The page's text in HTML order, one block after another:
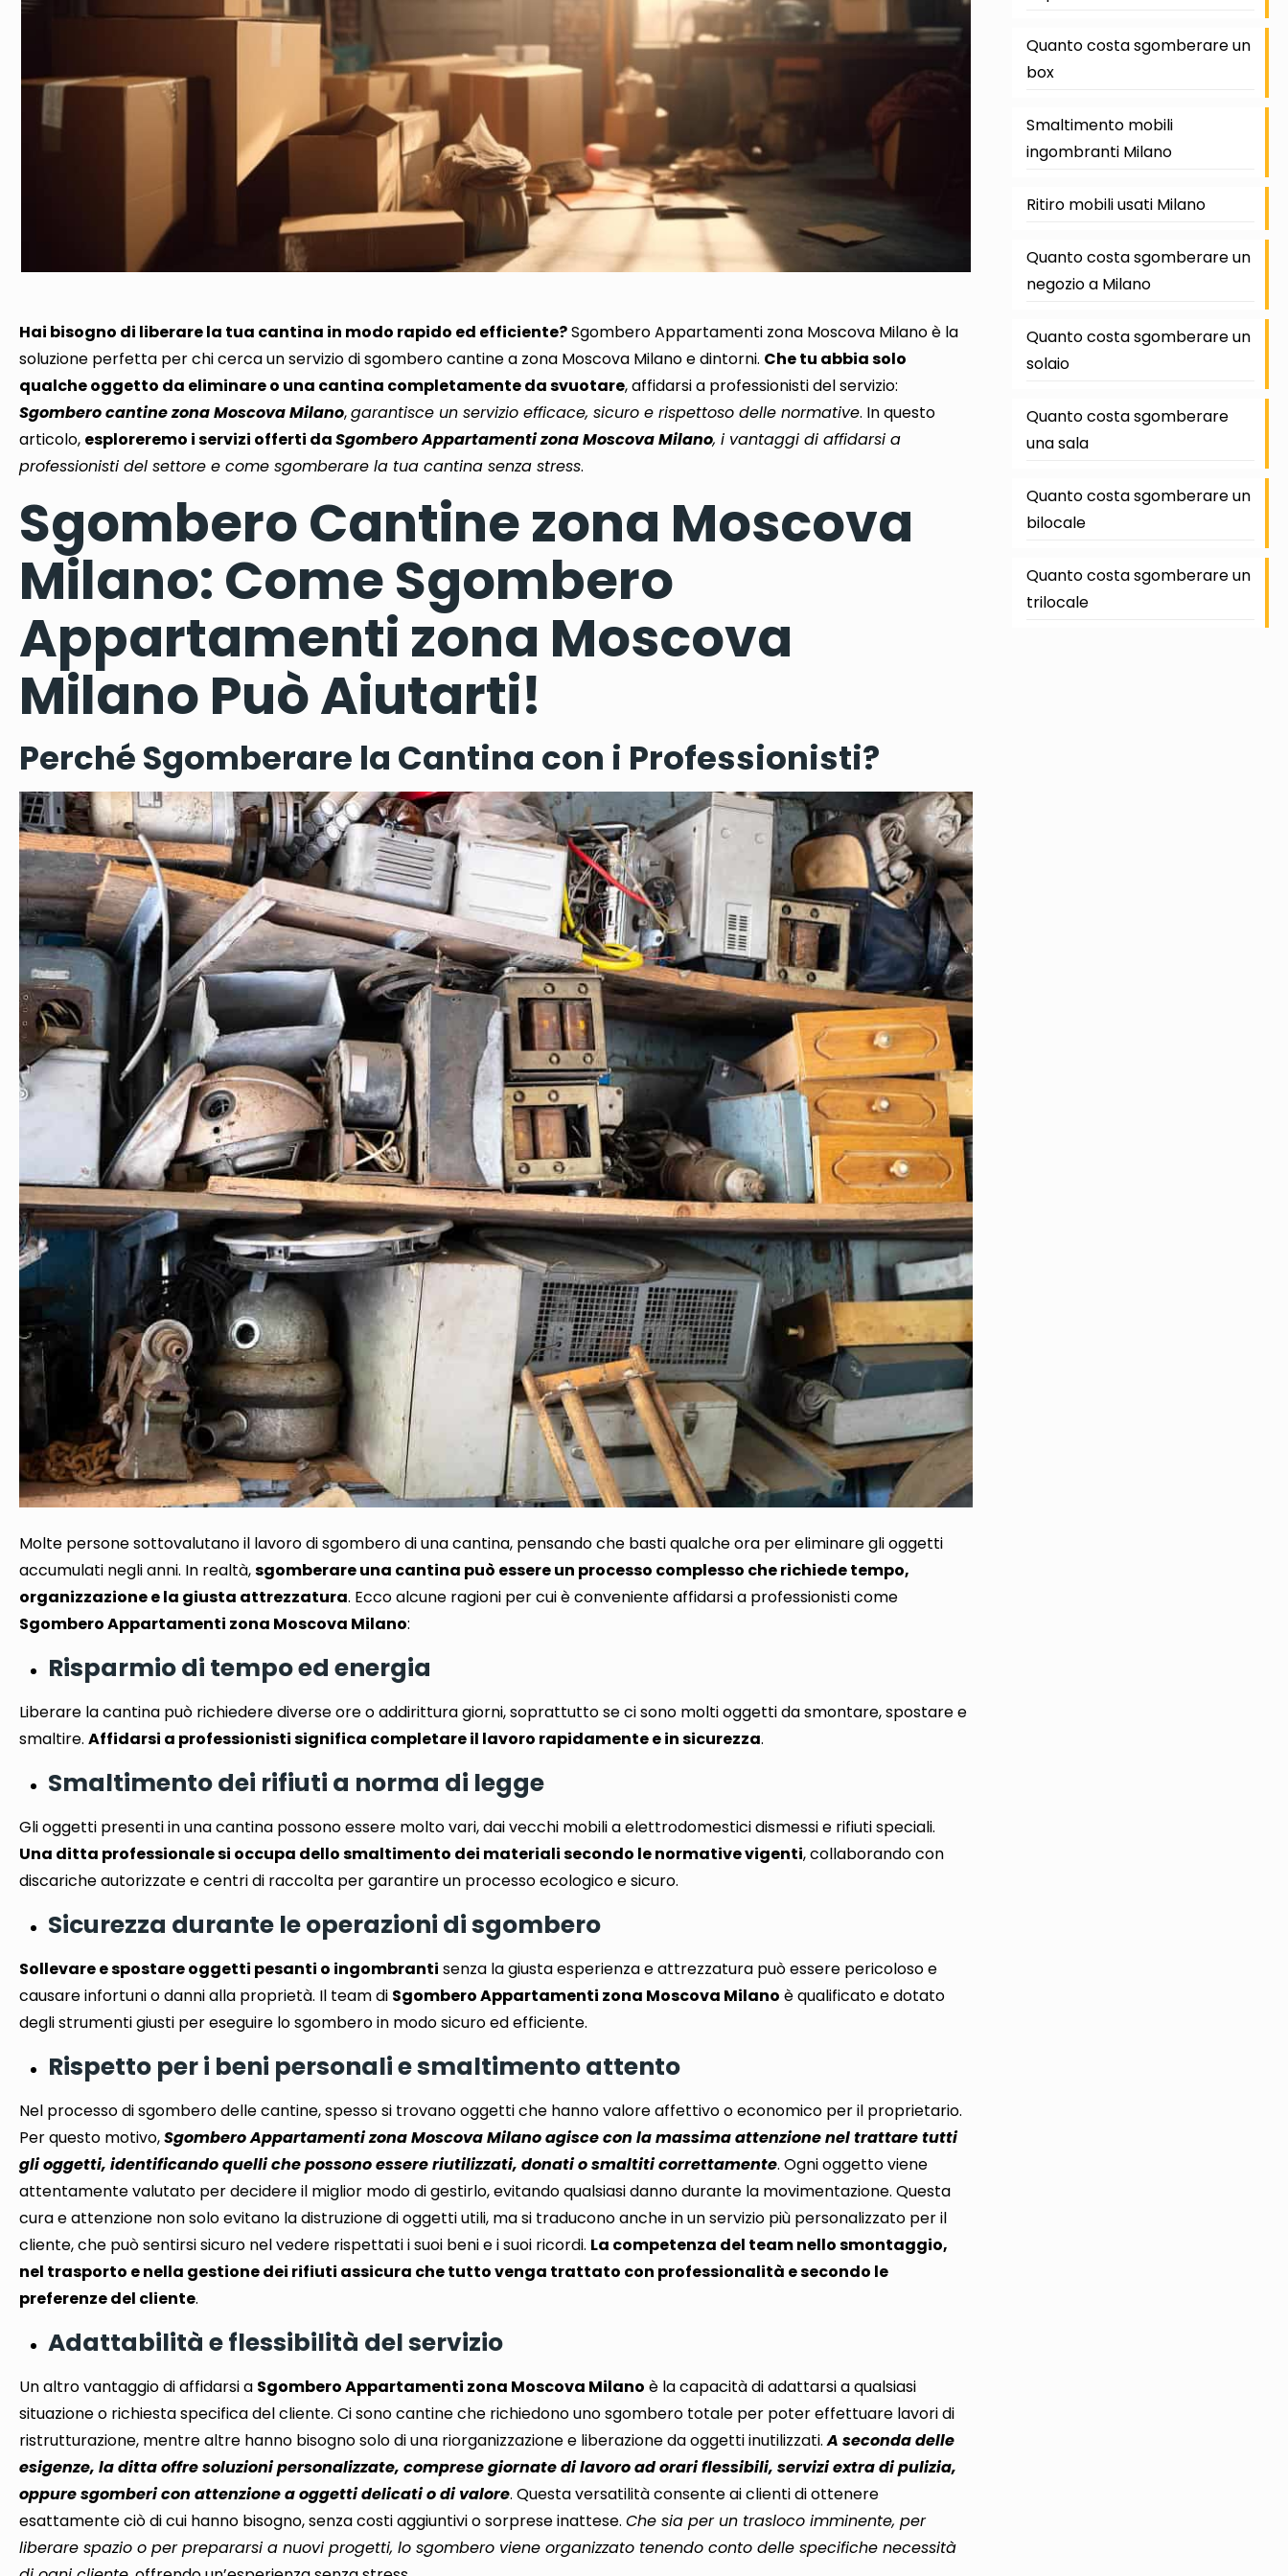
Hai bisogno di liberare la tua cantina in modo rapido ed efficiente?Sgombero Appartamenti zona Moscova Milano è la
soluzione perfetta per chi cerca un servizio di sgombero cantine a zona Moscova Milano e dintorni. Che tu abbia solo
qualche oggetto da eliminare o una cantina completamente da svuotare,affidarsi a professionisti del servizio:
Sgombero cantine zona Moscova Milano,garantisce un servizio efficace, sicuro e rispettoso delle normative. In questo
articolo, esploreremo i servizi offerti daSgombero Appartamenti zona Moscova Milano, i vantaggi di affidarsi a
professionisti del settore e come sgomberare la tua cantina senza stress.
Sgombero Cantine zona Moscova
Milano: Come Sgombero
Appartamenti zona Moscova
Milano Può Aiutarti!
Perché Sgomberare la Cantina con i Professionisti?
Molte persone sottovalutano il lavoro di sgombero di una cantina, pensando che basti qualche ora per eliminare gli oggetti
accumulati negli anni. In realtà,sgomberare una cantina può essere un processo complesso che richiede tempo,
organizzazione e la giusta attrezzatura. Ecco alcune ragioni per cui è conveniente affidarsi a professionisti come
Sgombero Appartamenti zona Moscova Milano:
Risparmio di tempo ed energia
Liberare la cantina può richiedere diverse ore o addirittura giorni, soprattutto se ci sono molti oggetti da smontare, spostare e
smaltire.Affidarsi a professionisti significa completare il lavoro rapidamente e in sicurezza.
Smaltimento dei rifiuti a norma di legge
Gli oggetti presenti in una cantina possono essere molto vari, dai vecchi mobili a elettrodomestici dismessi e rifiuti speciali.
Una ditta professionale si occupa dello smaltimento dei materiali secondo le normative vigenti, collaborando con
discariche autorizzate e centri di raccolta per garantire un processo ecologico e sicuro.
Sicurezza durante le operazioni di sgombero
Sollevare e spostare oggetti pesanti o ingombranti senza la giusta esperienza e attrezzatura può essere pericoloso e
causare infortuni o danni alla proprietà. Il team di Sgombero Appartamenti zona Moscova Milano è qualificato e dotato
degli strumenti giusti per eseguire lo sgombero in modo sicuro ed efficiente.
Rispetto per i beni personali e smaltimento attento
Nel processo di sgombero delle cantine, spesso si trovano oggetti che hanno valore affettivo o economico per il proprietario.
Per questo motivo,Sgombero Appartamenti zona Moscova Milano agisce con la massima attenzione nel trattare tutti
gli oggetti, identificando quelli che possono essere riutilizzati, donati o smaltiti correttamente. Ogni oggetto viene
attentamente valutato per decidere il miglior modo di gestirlo, evitando qualsiasi danno durante la movimentazione.Questa
cura e attenzione non solo evitano la distruzione di oggetti utili, ma si traducono anche in un servizio più personalizzato per il
cliente, che può sentirsi sicuro nel vedere rispettati i suoi beni e i suoi ricordi. La competenza del team nello smontaggio,
nel trasporto e nella gestione dei rifiuti assicura che tutto venga trattato con professionalità e secondo le
preferenze del cliente.
Adattabilità e flessibilità del servizio
Un altro vantaggio di affidarsi a Sgombero Appartamenti zona Moscova Milano è la capacità di adattarsi a qualsiasi
situazione o richiesta specifica del cliente. Ci sono cantine che richiedono uno sgombero totale per poter effettuare lavori di
ristrutturazione, mentre altre hanno bisogno solo di una riorganizzazione e liberazione da oggetti inutilizzati.A seconda delle
esigenze, la ditta offre soluzioni personalizzate, comprese giornate di lavoro ad orari flessibili, servizi extra di pulizia,
oppure sgomberi con attenzione a oggetti delicati o di valore. Questa versatilità consente ai clienti di ottenere
esattamente ciò di cui hanno bisogno, senza costi aggiuntivi o sorprese inattese.Che sia per un trasloco imminente, per
liberare spazio o per prepararsi a nuovi progetti, lo sgombero viene organizzato tenendo conto delle specifiche necessità
Quanto costa sgomberare un
box
Smaltimento mobili
ingombranti Milano
Ritiro mobili usati Milano
Quanto costa sgomberare un
negozio a Milano
Quanto costa sgomberare un
solaio
Quanto costa sgomberare
una sala
Quanto costa sgomberare un
bilocale
Quanto costa sgomberare un
trilocale